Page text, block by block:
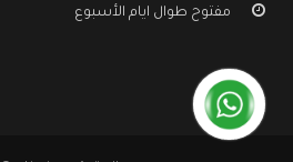
مفتوح طوال ايام الأسبوع